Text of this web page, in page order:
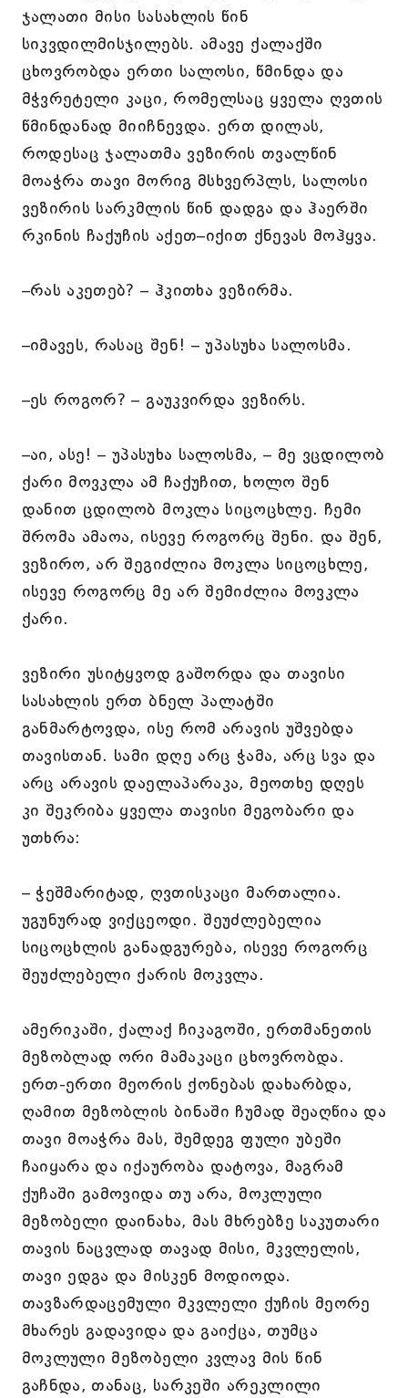
ჯალათი მისი სასახლის წინ
სიკვდილმისჯილებს. ამავე ქალაქში
ცხოვრობდა ერთი სალოსი, წმინდა და
მჭვრეტელი კაცი, რომელსაც ყველა ღვთის
წმინდანად მიიჩნევდა. ერთ დილას,
როდესაც ჯალათმა ვეზირის თვალწინ
მოაჭრა თავი მორიგ მსხვერპლს, სალოსი
ვეზირის სარკმლის წინ დადგა და ჰაერში
რკინის ჩაქუჩის აქეთ–იქით ქნევას მოჰყვა.
–რას აკეთებ? – ჰკითხა ვეზირმა.
–იმავეს, რასაც შენ! – უპასუხა სალოსმა.
–ეს როგორ? – გაუკვირდა ვეზირს.
–აი, ასე! – უპასუხა სალოსმა, – მე ვცდილობ
ქარი მოვკლა ამ ჩაქუჩით, ხოლო შენ
დანით ცდილობ მოკლა სიცოცხლე. ჩემი
შრომა ამაოა, ისევე როგორც შენი. და შენ,
ვეზირო, არ შეგიძლია მოკლა სიცოცხლე,
ისევე როგორც მე არ შემიძლია მოვკლა
ქარი.
ვეზირი უსიტყვოდ გაშორდა და თავისი
სასახლის ერთ ბნელ პალატში
განმარტოვდა, ისე რომ არავის უშვებდა
თავისთან. სამი დღე არც ჭამა, არც სვა და
არც არავის დაელაპარაკა, მეოთხე დღეს
კი შეკრიბა ყველა თავისი მეგობარი და
უთხრა:
– ჭეშმარიტად, ღვთისკაცი მართალია.
უგუნურად ვიქცეოდი. შეუძლებელია
სიცოცხლის განადგურება, ისევე როგორც
შეუძლებელი ქარის მოკვლა.
ამერიკაში, ქალაქ ჩიკაგოში, ერთმანეთის
მეზობლად ორი მამაკაცი ცხოვრობდა.
ერთ-ერთი მეორის ქონებას დახარბდა,
ღამით მეზობლის ბინაში ჩუმად შეაღწია და
თავი მოაჭრა მას, შემდეგ ფული უბეში
ჩაიყარა და იქაურობა დატოვა, მაგრამ
ქუჩაში გამოვიდა თუ არა, მოკლული
მეზობელი დაინახა, მას მხრებზე საკუთარი
თავის ნაცვლად თავად მისი, მკვლელის,
თავი ედგა და მისკენ მოდიოდა.
თავზარდაცემული მკვლელი ქუჩის მეორე
მხარეს გადავიდა და გაიქცა, თუმცა
მოკლული მეზობელი კვლავ მის წინ
გაჩნდა, თანაც, სარკეში არეკლილი